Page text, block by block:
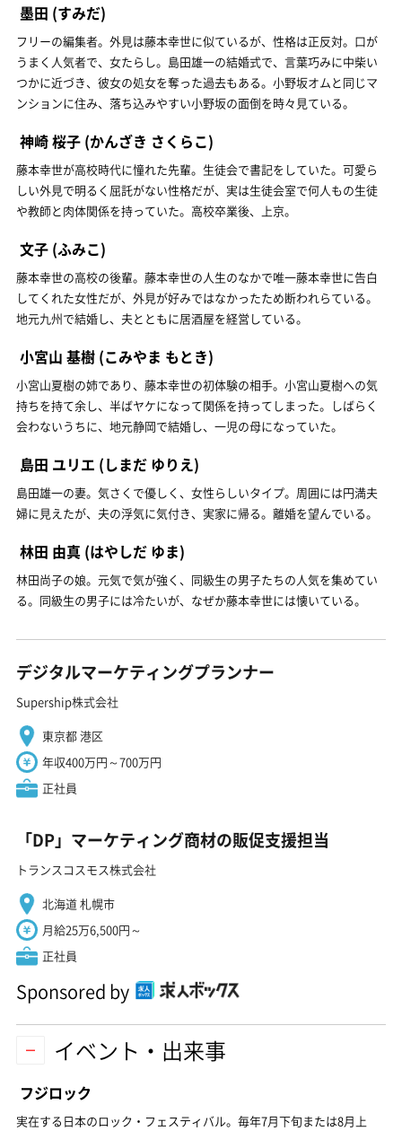
墨田 (すみだ)
フリーの編集者。外見は藤本幸世に似ているが、性格は正反対。口が
うまく人気者で、女たらし。島田雄一の結婚式で、言葉巧みに中柴い
つかに近づき、彼女の処女を奪った過去もある。小野坂オムと同じマ
ンションに住み、落ち込みやすい小野坂の面倒を時々見ている。
神崎 桜子 (かんざき さくらこ)
藤本幸世が高校時代に憧れた先輩。生徒会で書記をしていた。可愛ら
しい外見で明るく屈託がない性格だが、実は生徒会室で何人もの生徒
や教師と肉体関係を持っていた。高校卒業後、上京。
文子 (ふみこ)
藤本幸世の高校の後輩。藤本幸世の人生のなかで唯一藤本幸世に告白
してくれた女性だが、外見が好みではなかったため断われらている。
地元九州で結婚し、夫とともに居酒屋を経営している。
小宮山 基樹 (こみやま もとき)
小宮山夏樹の姉であり、藤本幸世の初体験の相手。小宮山夏樹への気
持ちを持て余し、半ばヤケになって関係を持ってしまった。しばらく
会わないうちに、地元静岡で結婚し、一児の母になっていた。
島田 ユリエ (しまだ ゆりえ)
島田雄一の妻。気さくで優しく、女性らしいタイプ。周囲には円満夫
婦に見えたが、夫の浮気に気付き、実家に帰る。離婚を望んでいる。
林田 由真 (はやしだ ゆま)
林田尚子の娘。元気で気が強く、同級生の男子たちの人気を集めてい
る。同級生の男子には冷たいが、なぜか藤本幸世には懐いている。
デジタルマーケティングプランナー
Supership株式会社
東京都 港区
年収400万円～700万円
正社員
「DP」マーケティング商材の販促支援担当
トランスコスモス株式会社
北海道 札幌市
月給25万6,500円～
正社員
Sponsored by
イベント・出来事
フジロック
実在する日本のロック・フェスティバル。毎年7月下旬または8月上